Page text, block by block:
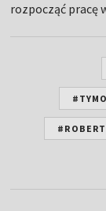
rozpocząć pracę